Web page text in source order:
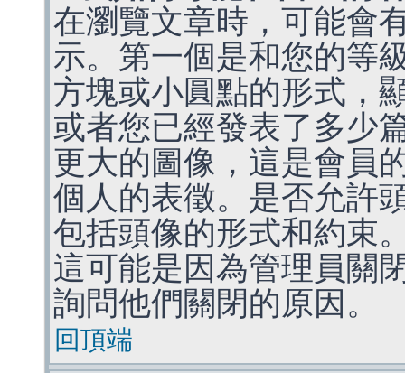
在瀏覽文章時，可能會
示。第一個是和您的等
方塊或小圓點的形式，
或者您已經發表了多少
更大的圖像，這是會員
個人的表徵。是否允許
包括頭像的形式和約束
這可能是因為管理員關
詢問他們關閉的原因。
回頂端